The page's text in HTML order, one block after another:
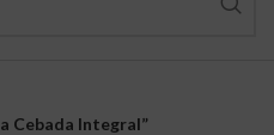
Cebada Integral”